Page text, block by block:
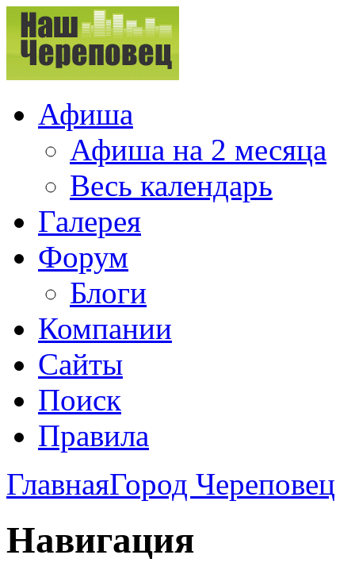
Афиша
Афиша на 2 месяца
Весь календарь
Галерея
Форум
Блоги
Компании
Сайты
Поиск
Правила
ГлавнаяГород Череповец
Навигация